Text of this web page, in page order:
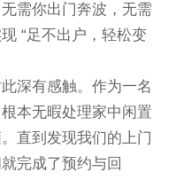
需你出门奔波，无需
“足不出户，轻松变
深有感触。作为一名
本无暇处理家中闲置
直到发现我们的上门
完成了预约与回